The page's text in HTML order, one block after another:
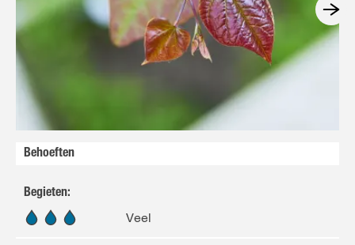
Onderneming
FR
Behoeften
Begieten:
Veel